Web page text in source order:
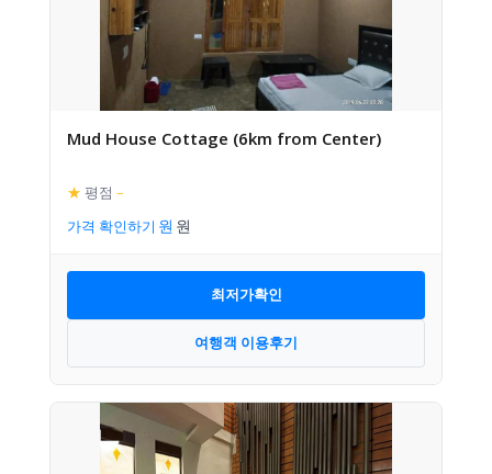
Mud House Cottage (6km from Center)
★ 평점 –
가격 확인하기
최저가확인
여행객 이용후기